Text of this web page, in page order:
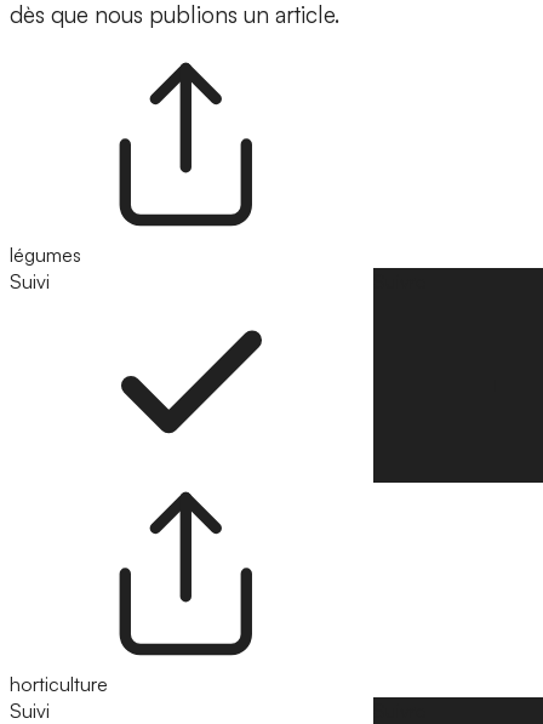
dès que nous publions un article.
légumes
Suivi
horticulture
Suivi